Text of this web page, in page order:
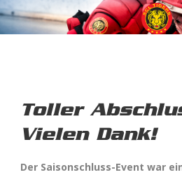
Toller
Vielen Dank!
Der Saisonschluss-Event war